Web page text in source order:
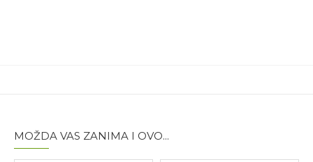
MOŽDA VAS ZANIMA I OVO...